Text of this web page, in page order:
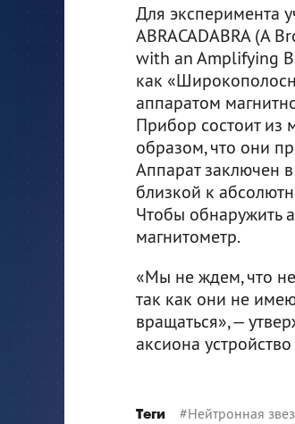
Для эксперимента
ABRACADABRA (A
with an Amplifying
как
аппаратом
Прибор состоит из
образом, что они
Аппарат заключен
близкой к
Чтобы обнаружить
магнитометр.
«Мы не ждем, что
так как они не
вращаться», —
аксиона
Теги #Нейтронная